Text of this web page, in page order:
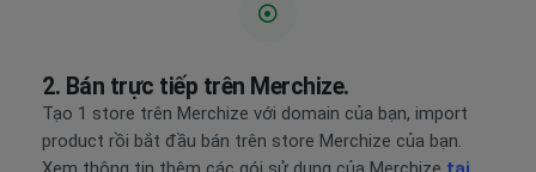
Material Type: Polyester 210G/GSM; Soft and
Feature: Profession 3D Print-rich in color, dye-
sublimation printing
Washing Condition: Machine wash with similar
2. Bán trực tiếp trên Merchize.
Tạo 1 store trên Merchize với domain của bạn, import
product rồi bắt đầu bán trên store Merchize của bạn.